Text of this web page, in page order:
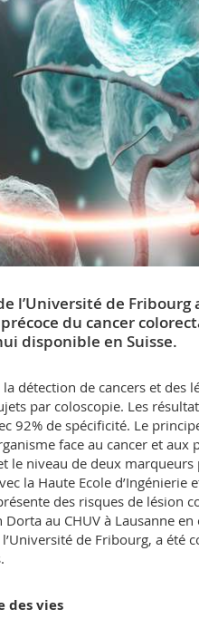
l’Université de
du cancer
disponible en Suisse.
la détection de cancers et
par coloscopie. Les
92% de spécificité. Le
face au cancer et aux
le niveau de deux
la Haute Ecole d’Ingénierie
des risques de lésion
au CHUV à Lausanne
de Fribourg, a été
des vies